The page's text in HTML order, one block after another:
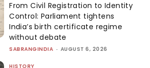
From Civil Registration to Identity
Control: Parliament tightens
India’s birth certificate regime
without debate
SABRANGINDIA - AUGUST 6, 2026
HISTORY